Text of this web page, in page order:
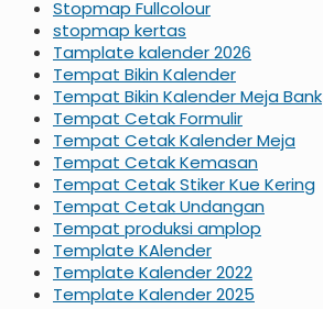
Stopmap Fullcolour
stopmap kertas
Tamplate kalender 2026
Tempat Bikin Kalender
Tempat Bikin Kalender Meja Bank
Tempat Cetak Formulir
Tempat Cetak Kalender Meja
Tempat Cetak Kemasan
Tempat Cetak Stiker Kue Kering
Tempat Cetak Undangan
Tempat produksi amplop
Template KAlender
Template Kalender 2022
Template Kalender 2025